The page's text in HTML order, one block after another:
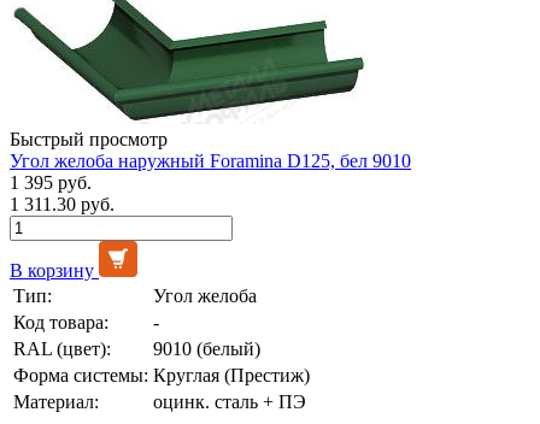
Быстрый просмотр
Угол желоба наружный Foramina D125, бел 9010
1 395 руб.
1 311.30 руб.
В корзину
Тип:
Угол желоба
Код товара:
-
RAL (цвет):
9010 (белый)
Форма системы: Круглая (Престиж)
Материал:
оцинк. сталь + ПЭ